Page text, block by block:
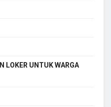
LOKER UNTUK WARGA